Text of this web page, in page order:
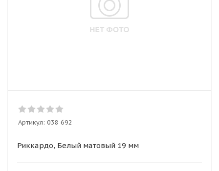
Артикул: 038 692
Риккардо, Белый матовый 19 мм